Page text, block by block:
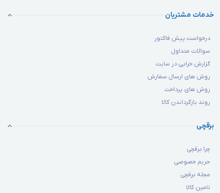
خدمات مشتریان
درخواست پیش فاکتور
سوالات متداول
گزارش خرابی در سایت
روش های ارسال سفارش
روش های پرداخت
روند بازگرداندن کالا
برقچی
چرا برقچی
حریم خصوصی
مجله برقچی
تامین کالا